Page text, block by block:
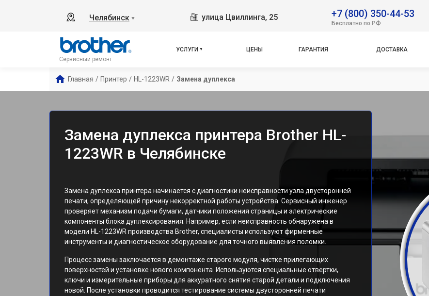
Челябинск ▼ улица Цвиллинга, 25 +7 (800) 350-44-53
Бесплатно по РФ
Сервисный ремонт
УСЛУГИ ЦЕНЫ ГАРАНТИЯ ДОСТАВКА
Главная / Принтер / HL-1223WR / Замена дуплекса
Замена дуплекса принтера Brother HL-
1223WR в Челябинске
Замена дуплекса принтера начинается с диагностики неисправности узла двусторонней
печати, определяющей причину некорректной работы устройства. Сервисный инженер
проверяет механизм подачи бумаги, датчики положения страницы и электрические
компоненты блока дуплексирования. Например, если неисправность обнаружена в
модели HL-1223WR производства Brother, специалисты используют фирменные
инструменты и диагностическое оборудование для точного выявления поломки.
Процесс замены заключается в демонтаже старого модуля, чистке прилегающих
поверхностей и установке нового компонента. Используются специальные отвертки,
ключи и измерительные приборы для аккуратного снятия старой детали и подключения
новой. После установки проводится тестирование системы двусторонней печати